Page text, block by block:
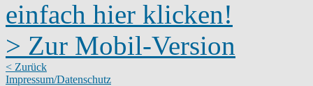
einfach hier klicken!
> Zur Mobil-Version
< Zurück
Impressum/Datenschutz